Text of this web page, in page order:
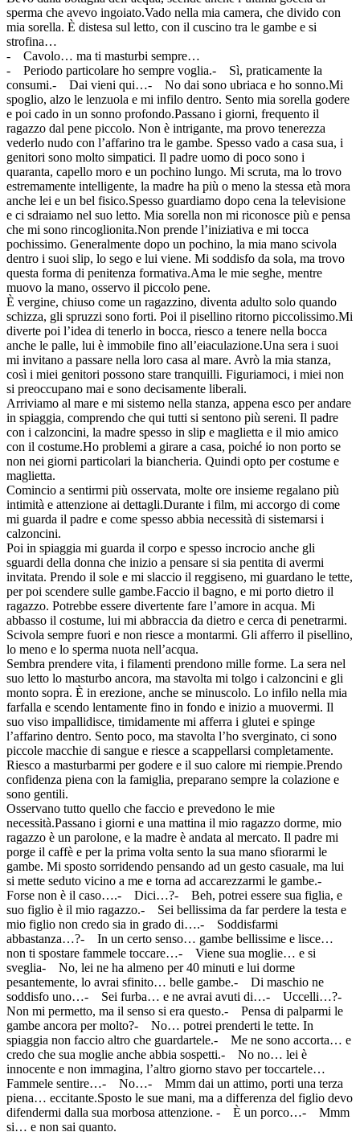
sperma che avevo ingoiato.Vado nella mia camera, che divido con
mia sorella. È distesa sul letto, con il cuscino tra le gambe e si
strofina…
- Cavolo… ma ti masturbi sempre…
- Periodo particolare ho sempre voglia.- Sì, praticamente la
consumi.- Dai vieni qui…- No dai sono ubriaca e ho sonno.Mi
spoglio, alzo le lenzuola e mi infilo dentro. Sento mia sorella godere
e poi cado in un sonno profondo.Passano i giorni, frequento il
ragazzo dal pene piccolo. Non è intrigante, ma provo tenerezza
vederlo nudo con l’affarino tra le gambe. Spesso vado a casa sua, i
genitori sono molto simpatici. Il padre uomo di poco sono i
quaranta, capello moro e un pochino lungo. Mi scruta, ma lo trovo
estremamente intelligente, la madre ha più o meno la stessa età mora
anche lei e un bel fisico.Spesso guardiamo dopo cena la televisione
e ci sdraiamo nel suo letto. Mia sorella non mi riconosce più e pensa
che mi sono rincoglionita.Non prende l’iniziativa e mi tocca
pochissimo. Generalmente dopo un pochino, la mia mano scivola
dentro i suoi slip, lo sego e lui viene. Mi soddisfo da sola, ma trovo
questa forma di penitenza formativa.Ama le mie seghe, mentre
muovo la mano, osservo il piccolo pene.
È vergine, chiuso come un ragazzino, diventa adulto solo quando
schizza, gli spruzzi sono forti. Poi il pisellino ritorno piccolissimo.Mi
diverte poi l’idea di tenerlo in bocca, riesco a tenere nella bocca
anche le palle, lui è immobile fino all’eiaculazione.Una sera i suoi
mi invitano a passare nella loro casa al mare. Avrò la mia stanza,
così i miei genitori possono stare tranquilli. Figuriamoci, i miei non
si preoccupano mai e sono decisamente liberali.
Arriviamo al mare e mi sistemo nella stanza, appena esco per andare
in spiaggia, comprendo che qui tutti si sentono più sereni. Il padre
con i calzoncini, la madre spesso in slip e maglietta e il mio amico
con il costume.Ho problemi a girare a casa, poiché io non porto se
non nei giorni particolari la biancheria. Quindi opto per costume e
maglietta.
Comincio a sentirmi più osservata, molte ore insieme regalano più
intimità e attenzione ai dettagli.Durante i film, mi accorgo di come
mi guarda il padre e come spesso abbia necessità di sistemarsi i
calzoncini.
Poi in spiaggia mi guarda il corpo e spesso incrocio anche gli
sguardi della donna che inizio a pensare si sia pentita di avermi
invitata. Prendo il sole e mi slaccio il reggiseno, mi guardano le tette,
per poi scendere sulle gambe.Faccio il bagno, e mi porto dietro il
ragazzo. Potrebbe essere divertente fare l’amore in acqua. Mi
abbasso il costume, lui mi abbraccia da dietro e cerca di penetrarmi.
Scivola sempre fuori e non riesce a montarmi. Gli afferro il pisellino,
lo meno e lo sperma nuota nell’acqua.
Sembra prendere vita, i filamenti prendono mille forme. La sera nel
suo letto lo masturbo ancora, ma stavolta mi tolgo i calzoncini e gli
monto sopra. È in erezione, anche se minuscolo. Lo infilo nella mia
farfalla e scendo lentamente fino in fondo e inizio a muovermi. Il
suo viso impallidisce, timidamente mi afferra i glutei e spinge
l’affarino dentro. Sento poco, ma stavolta l’ho sverginato, ci sono
piccole macchie di sangue e riesce a scappellarsi completamente.
Riesco a masturbarmi per godere e il suo calore mi riempie.Prendo
confidenza piena con la famiglia, preparano sempre la colazione e
sono gentili.
Osservano tutto quello che faccio e prevedono le mie
necessità.Passano i giorni e una mattina il mio ragazzo dorme, mio
ragazzo è un parolone, e la madre è andata al mercato. Il padre mi
porge il caffè e per la prima volta sento la sua mano sfiorarmi le
gambe. Mi sposto sorridendo pensando ad un gesto casuale, ma lui
si mette seduto vicino a me e torna ad accarezzarmi le gambe.-
Forse non è il caso….- Dici…?- Beh, potrei essere sua figlia, e
suo figlio è il mio ragazzo.- Sei bellissima da far perdere la testa e
mio figlio non credo sia in grado di….- Soddisfarmi
abbastanza…?- In un certo senso… gambe bellissime e lisce…
non ti spostare fammele toccare…- Viene sua moglie… e si
sveglia- No, lei ne ha almeno per 40 minuti e lui dorme
pesantemente, lo avrai sfinito… belle gambe.- Di maschio ne
soddisfo uno…- Sei furba… e ne avrai avuti di…- Uccelli…?-
Non mi permetto, ma il senso si era questo.- Pensa di palparmi le
gambe ancora per molto?- No… potrei prenderti le tette. In
spiaggia non faccio altro che guardartele.- Me ne sono accorta… e
credo che sua moglie anche abbia sospetti.- No no… lei è
innocente e non immagina, l’altro giorno stavo per toccartele…
Fammele sentire…- No…- Mmm dai un attimo, porti una terza
piena… eccitante.Sposto le sue mani, ma a differenza del figlio devo
difendermi dalla sua morbosa attenzione. - È un porco…- Mmm
si… e non sai quanto.